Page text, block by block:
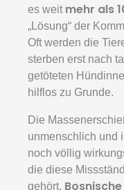
es weit mehr als
„Lösung“ der
Oft werden die
sterben erst nach
getöteten
hilflos zu Grunde.
Die
unmenschlich und
noch völlig
die diese
gehört.